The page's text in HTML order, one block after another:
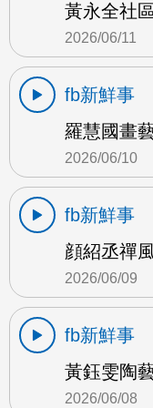
黃永全社
2026/06/11
fb新鮮事
羅慧國畫
2026/06/10
fb新鮮事
顔紹丞禪
2026/06/09
fb新鮮事
黃鈺雯陶
2026/06/08